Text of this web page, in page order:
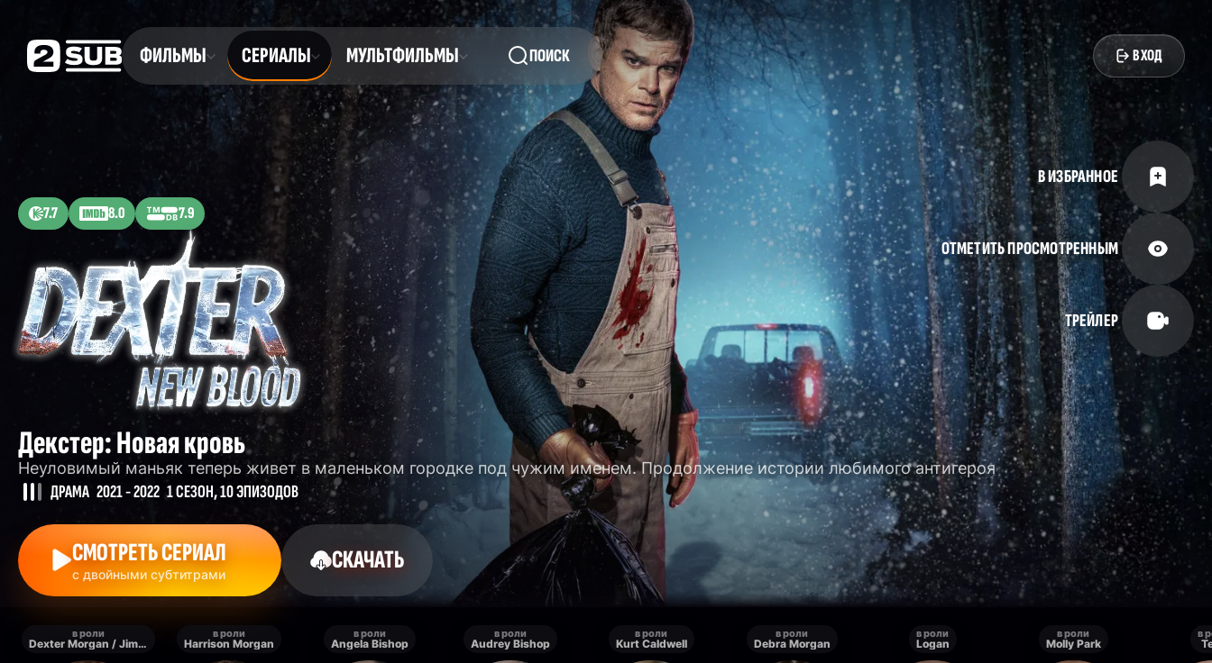
ФИЛЬМЫ СЕРИАЛЫ МУЛЬТФИЛЬМЫ ПОИСК ВХОД
7.7 8.0 7.9
Декстер: Новая кровь
Неуловимый маньяк теперь живет в маленьком городке под чужим именем. Продолжение истории любимого антигероя
ДРАМА 2021 - 2022 1 СЕЗОН, 10 ЭПИЗОДОВ
СМОТРЕТЬ СЕРИАЛ
с двойными субтитрами СКАЧАТЬ
В ИЗБРАННОЕ
ОТМЕТИТЬ ПРОСМОТРЕННЫМ
ТРЕЙЛЕР
в роли
Dexter Morgan / Jim Lindsay
в роли
Harrison Morgan
в роли
Angela Bishop
в роли
Audrey Bishop
в роли
Kurt Caldwell
в роли
Debra Morgan
в роли
Logan
в роли
Molly Park
в